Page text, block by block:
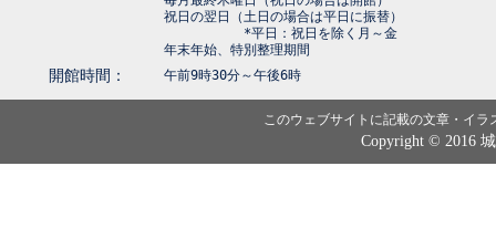
祝日の翌日（土日の場合は平日に振替）
*平日：祝日を除く月～金
年末年始、特別整理期間
開館時間： 午前9時30分～午後6時
このウェブサイトに記載の文章・イ
Copyright © 2016